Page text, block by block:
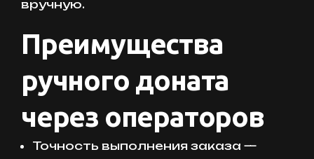
вручную.
Преимущества
ручного доната
через операторов
Точность выполнения заказа —